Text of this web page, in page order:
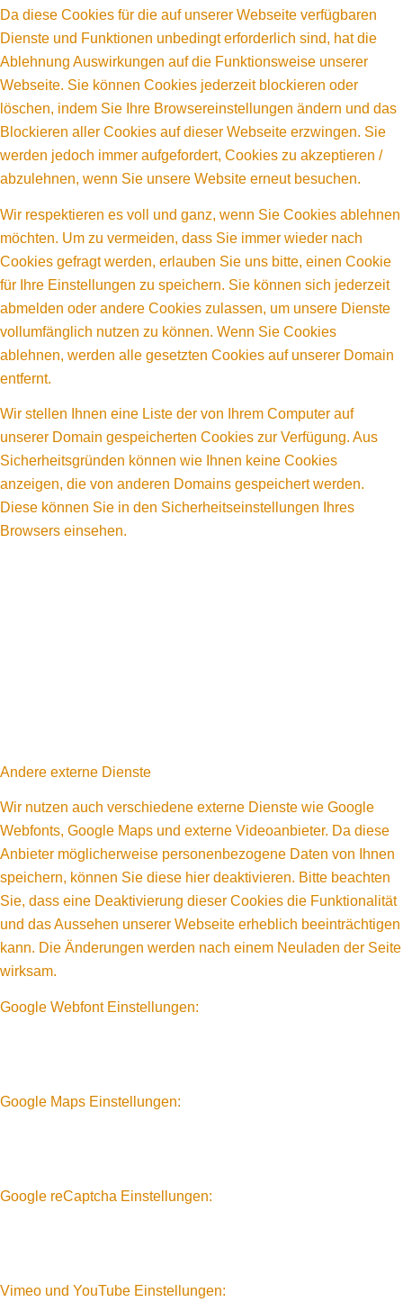
Da diese Cookies für die auf unserer Webseite verfügbaren
Dienste und Funktionen unbedingt erforderlich sind, hat die
Ablehnung Auswirkungen auf die Funktionsweise unserer
Webseite. Sie können Cookies jederzeit blockieren oder
löschen, indem Sie Ihre Browsereinstellungen ändern und das
Blockieren aller Cookies auf dieser Webseite erzwingen. Sie
werden jedoch immer aufgefordert, Cookies zu akzeptieren /
abzulehnen, wenn Sie unsere Website erneut besuchen.
Wir respektieren es voll und ganz, wenn Sie Cookies ablehnen
möchten. Um zu vermeiden, dass Sie immer wieder nach
Cookies gefragt werden, erlauben Sie uns bitte, einen Cookie
für Ihre Einstellungen zu speichern. Sie können sich jederzeit
abmelden oder andere Cookies zulassen, um unsere Dienste
vollumfänglich nutzen zu können. Wenn Sie Cookies
ablehnen, werden alle gesetzten Cookies auf unserer Domain
entfernt.
Wir stellen Ihnen eine Liste der von Ihrem Computer auf
unserer Domain gespeicherten Cookies zur Verfügung. Aus
Sicherheitsgründen können wie Ihnen keine Cookies
anzeigen, die von anderen Domains gespeichert werden.
Diese können Sie in den Sicherheitseinstellungen Ihres
Browsers einsehen.
Andere externe Dienste
Wir nutzen auch verschiedene externe Dienste wie Google
Webfonts, Google Maps und externe Videoanbieter. Da diese
Anbieter möglicherweise personenbezogene Daten von Ihnen
speichern, können Sie diese hier deaktivieren. Bitte beachten
Sie, dass eine Deaktivierung dieser Cookies die Funktionalität
und das Aussehen unserer Webseite erheblich beeinträchtigen
kann. Die Änderungen werden nach einem Neuladen der Seite
wirksam.
Google Webfont Einstellungen:
Google Maps Einstellungen:
Google reCaptcha Einstellungen:
Vimeo und YouTube Einstellungen: